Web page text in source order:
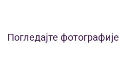
Погледајте фотографије